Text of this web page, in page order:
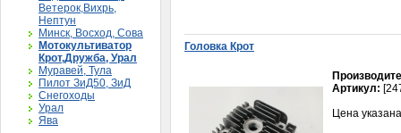
Ветерок,Вихрь,
Нептун
Минск, Восход, Сова
Мотокультиватор
Крот,Дружба, Урал
Муравей, Тула
Пилот ЗиД50, ЗиД
Снегоходы
Урал
Ява
Головкa Крот
Артикул:
Цена